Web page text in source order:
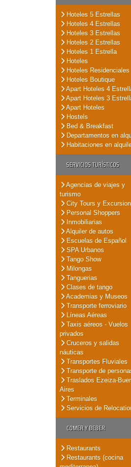
Hoteles 5 Estrellas
Hoteles 4 Estrellas
Hoteles 3 Estrellas
Hoteles 2 Estrellas
Hoteles 1 Estrella
Hoteles
Hoteles Residenciales
Hoteles Boutique
Apart Hoteles 4
Apart Hoteles 3
Apart Hoteles
Hostels
Bed & Breakfast
Departamentos en
Habitaciones en
SERVICIOS TURÍSTICOS
Agencias de viajes y
turismo
City Tours y
Personal Shoppers
Inmobiliarias
Alquiler de autos
Escuelas de Español
SPA Urbanos
Tango Show
Milongas
Tanguerias
Clases de tango
Academias y Museos
Transporte ferroviario
Líneas Aéreas
Taxis aéreos - Vuelos
privados
Cruceros y salidas
náuticas
Transportes Fluviales
Transporte de
Traslados Ezeiza-
Aires
Terminales
Servicios de
COMER Y BEBER
Restaurants
Restaurants (cocina